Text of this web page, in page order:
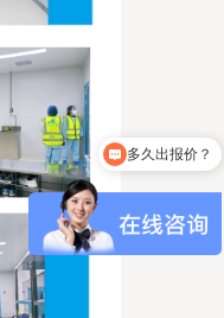
无尘车间装修多少钱一平？